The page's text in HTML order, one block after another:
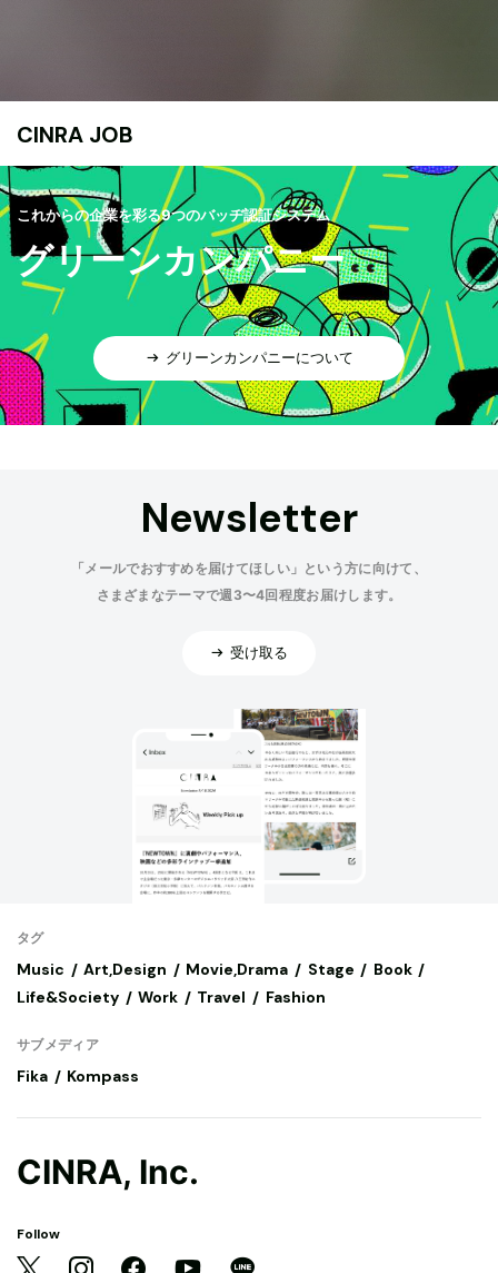
CINRA JOB
これからの企業を彩る9つのバッヂ認証システム
グリーンカンパニー
グリーンカンパニーについて
Newsletter
「メールでおすすめを届けてほしい」という方に向けて、
さまざまなテーマで週3〜4回程度お届けします。
受け取る
タグ
Music Art,Design Movie,Drama Stage
Book
Life&Society
Work Travel Fashion
サブメディア
Fika Kompass
CINRA, Inc.
Follow